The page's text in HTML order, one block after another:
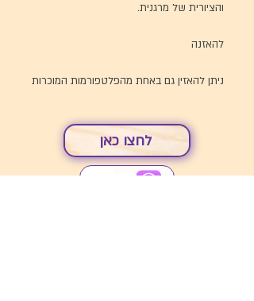
והציורית של מרגנית.
להאזנה
ניתן להאזין גם באחת מהפלטפורמות המוכרות
לחצו כאן